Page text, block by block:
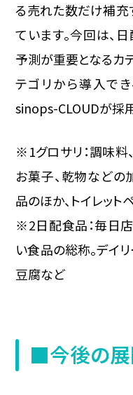
る売れた数だけ補充
ています。今回は、
予測が重要となるカ
テゴリから導入で
sinops-CLOUDが採
※1グロサリ：調味料
お菓子、乾物などの
品のほか、トイレッ
※2日配食品：毎日
い食品の総称。デイ
豆腐など
■今後の展